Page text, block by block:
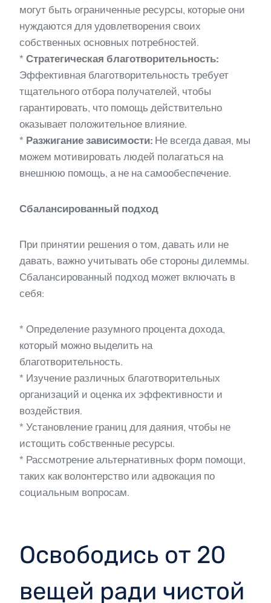
могут быть ограниченные ресурсы, которые они
нуждаются для удовлетворения своих
собственных основных потребностей.
* Стратегическая благотворительность:
Эффективная благотворительность требует
тщательного отбора получателей, чтобы
гарантировать, что помощь действительно
оказывает положительное влияние.
* Разжигание зависимости: Не всегда давая, мы
можем мотивировать людей полагаться на
внешнюю помощь, а не на самообеспечение.
Сбалансированный подход
При принятии решения о том, давать или не
давать, важно учитывать обе стороны дилеммы.
Сбалансированный подход может включать в
себя:
* Определение разумного процента дохода,
который можно выделить на
благотворительность.
* Изучение различных благотворительных
организаций и оценка их эффективности и
воздействия.
* Установление границ для даяния, чтобы не
истощить собственные ресурсы.
* Рассмотрение альтернативных форм помощи,
таких как волонтерство или адвокация по
социальным вопросам.
Освободись от 20
вещей ради чистой